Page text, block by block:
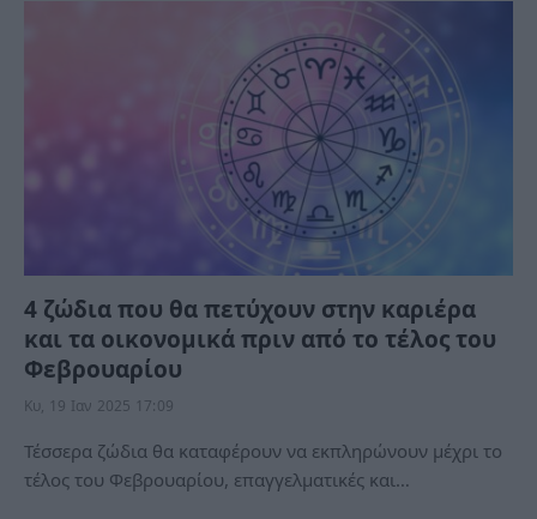
4 ζώδια που θα πετύχουν στην καριέρα
και τα οικονομικά πριν από το τέλος του
Φεβρουαρίου
Κυ, 19 Ιαν 2025 17:09
Τέσσερα ζώδια θα καταφέρουν να εκπληρώνουν μέχρι το
τέλος του Φεβρουαρίου, επαγγελματικές και…